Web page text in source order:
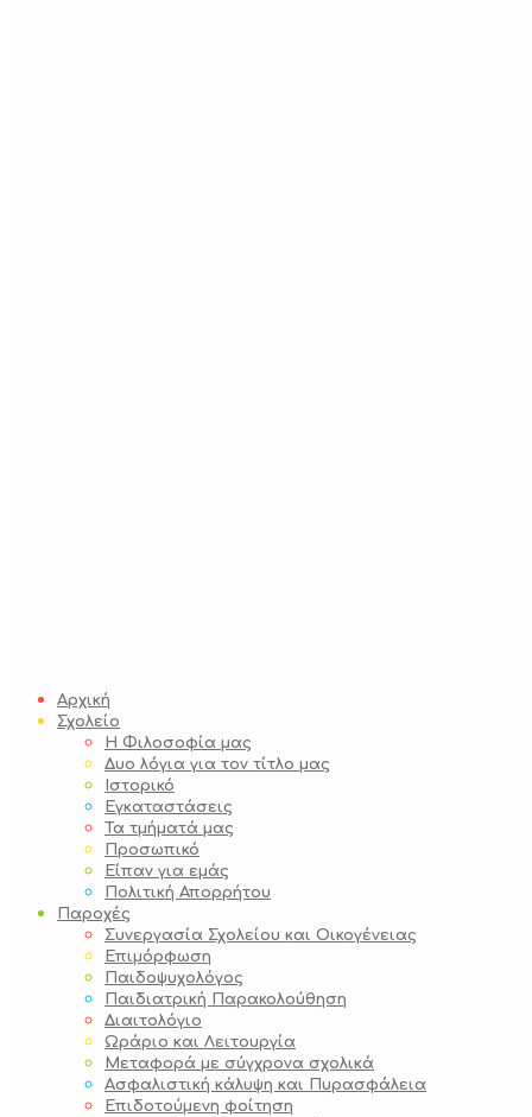
Αρχική
Σχολείο
Η Φιλοσοφία μας
Δυο λόγια για τον τίτλο μας
Ιστορικό
Εγκαταστάσεις
Τα τμήματά μας
Προσωπικό
Είπαν για εμάς
Πολιτική Απορρήτου
Παροχές
Συνεργασία Σχολείου και Οικογένειας
Επιμόρφωση
Παιδοψυχολόγος
Παιδιατρική Παρακολούθηση
Διαιτολόγιο
Ωράριο και Λειτουργία
Μεταφορά με σύγχρονα σχολικά
Ασφαλιστική κάλυψη και Πυρασφάλεια
Επιδοτούμενη φοίτηση